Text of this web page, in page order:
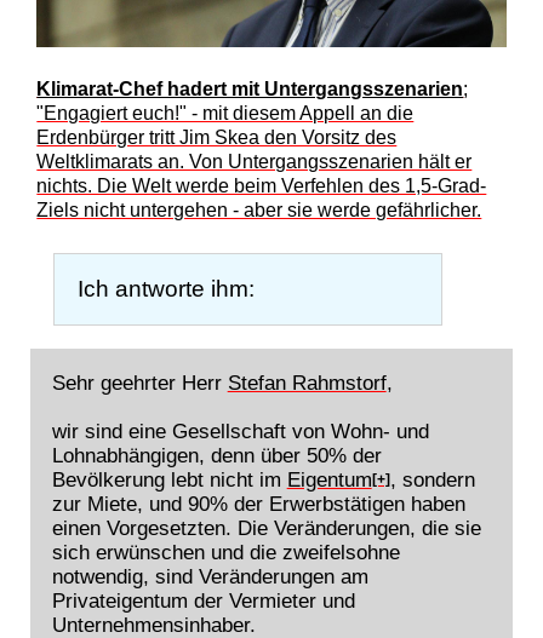
Klimarat-Chef hadert mit Untergangsszenarien;
"Engagiert euch!" - mit diesem Appell an die
Erdenbürger tritt Jim Skea den Vorsitz des
Weltklimarats an. Von Untergangsszenarien hält er
nichts. Die Welt werde beim Verfehlen des 1,5-Grad-
Ziels nicht untergehen - aber sie werde gefährlicher.
Ich antworte ihm:
Sehr geehrter Herr Stefan Rahmstorf,
wir sind eine Gesellschaft von Wohn- und
Lohnabhängigen, denn über 50% der
Bevölkerung lebt nicht im Eigentum[+], sondern
zur Miete, und 90% der Erwerbstätigen haben
einen Vorgesetzten. Die Veränderungen, die sie
sich erwünschen und die zweifelsohne
notwendig, sind Veränderungen am
Privateigentum der Vermieter und
Unternehmensinhaber.